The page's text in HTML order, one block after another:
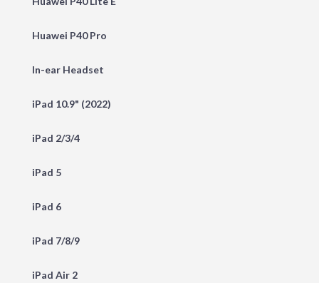
Huawei P40 Pro
In-ear Headset
iPad 10.9" (2022)
iPad 2/3/4
iPad 5
iPad 6
iPad 7/8/9
iPad Air 2